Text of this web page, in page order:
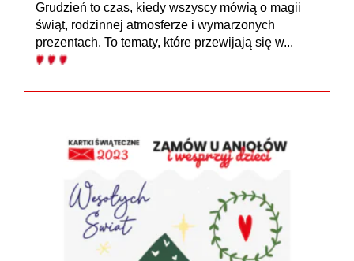
Grudzień to czas, kiedy wszyscy mówią o magii
świąt, rodzinnej atmosferze i wymarzonych
prezentach. To tematy, które przewijają się w...